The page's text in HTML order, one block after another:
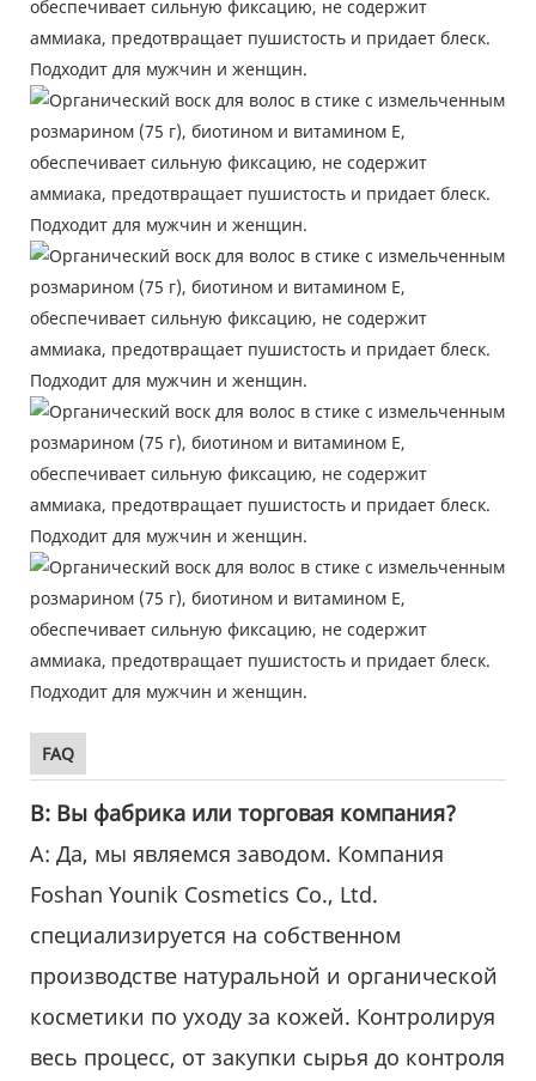
FAQ
В: Вы фабрика или торговая компания?
А: Да, мы являемся заводом. Компания
Foshan Younik Cosmetics Co., Ltd.
специализируется на собственном
производстве натуральной и органической
косметики по уходу за кожей. Контролируя
весь процесс, от закупки сырья до контроля